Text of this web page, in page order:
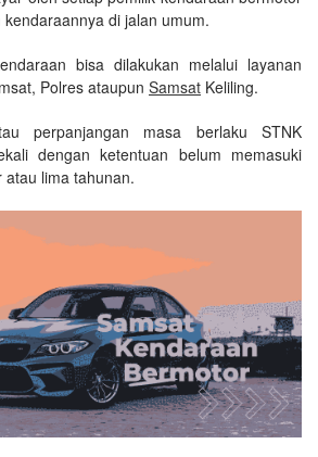
di jalan umum.
bisa dilakukan melalui layanan
Polres ataupun Samsat Keliling.
perpanjangan masa berlaku STNK
dengan ketentuan belum memasuki
lima tahunan.